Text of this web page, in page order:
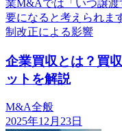
業M&Aでは「いつ譲
要になると考えられま
制改正による影響
企業買収とは？買
ットを解説
M&A全般
2025年12月23日